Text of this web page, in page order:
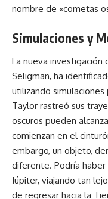
nombre de «cometas
Simulaciones y
La nueva investigación
Seligman, ha
utilizando
Taylor rastreó sus
oscuros pueden
comienzan en el
embargo, un objeto,
diferente. Podría
Júpiter, viajando tan
de regresar hacia la